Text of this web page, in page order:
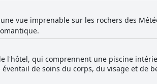
vue imprenable sur les rochers des
l'hôtel, qui comprennent une piscine
de soins du corps, du visage et de